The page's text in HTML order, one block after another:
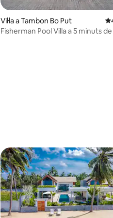
Vil·la a Tambon Bo Put
Fisherman Pool Villa a 5 minuts